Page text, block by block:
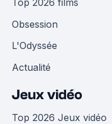
Obsession
L'Odyssée
Actualité
Jeux vidéo
Top 2026 Jeux vidéo